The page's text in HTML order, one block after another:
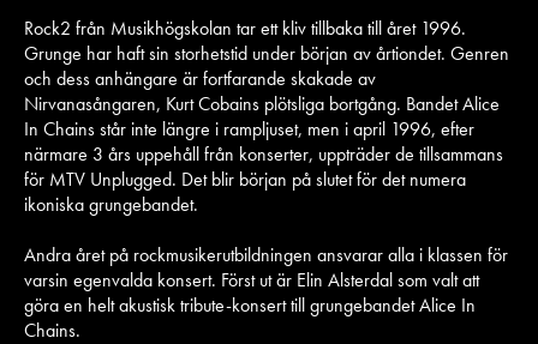
Rock2 från Musikhögskolan tar ett kliv tillbaka till året 1996.
Grunge har haft sin storhetstid under början av årtiondet. Genren
och dess anhängare är fortfarande skakade av
Nirvanasångaren, Kurt Cobains plötsliga bortgång. Bandet Alice
In Chains står inte längre i rampljuset, men i april 1996, efter
närmare 3 års uppehåll från konserter, uppträder de tillsammans
för MTV Unplugged. Det blir början på slutet för det numera
ikoniska grungebandet.
Andra året på rockmusikerutbildningen ansvarar alla i klassen för
varsin egenvalda konsert. Först ut är Elin Alsterdal som valt att
göra en helt akustisk tribute-konsert till grungebandet Alice In
Chains.